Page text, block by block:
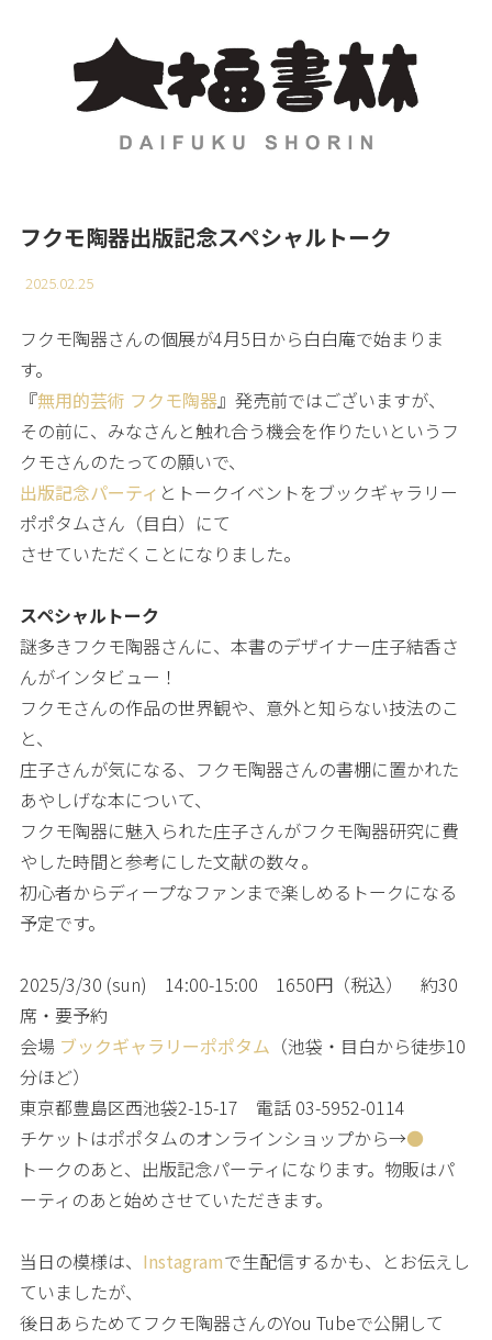
フクモ陶器出版記念スペシャルトーク
2025.02.25
フクモ陶器さんの個展が4月5日から白白庵で始まりま
す。
『無用的芸術 フクモ陶器』発売前ではございますが、
その前に、みなさんと触れ合う機会を作りたいというフ
クモさんのたっての願いで、
出版記念パーティ とトークイベントをブックギャラリー
ポポタムさん（目白）にて
させていただくことになりました。
スペシャルトーク
謎多きフクモ陶器さんに、本書のデザイナー庄子結香さ
んがインタビュー！
フクモさんの作品の世界観や、意外と知らない技法のこ
と、
庄子さんが気になる、フクモ陶器さんの書棚に置かれた
あやしげな本について、
フクモ陶器に魅入られた庄子さんがフクモ陶器研究に費
やした時間と参考にした文献の数々。
初心者からディープなファンまで楽しめるトークになる
予定です。
2025/3/30 (sun) 14:00-15:00 1650円（税込） 約30
席・要予約
会場 ブックギャラリーポポタム （池袋・目白から徒歩10
分ほど）
東京都豊島区西池袋2-15-17 電話 03-5952-0114
チケットはポポタムのオンラインショップから→●
トークのあと、出版記念パーティになります。物販はパ
ーティのあと始めさせていただきます。
当日の模様は、 Instagramで生配信するかも、とお伝えし
ていましたが、
後日あらためてフクモ陶器さんのYou Tubeで公開して